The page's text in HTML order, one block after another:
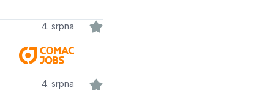
4. srpna
4. srpna